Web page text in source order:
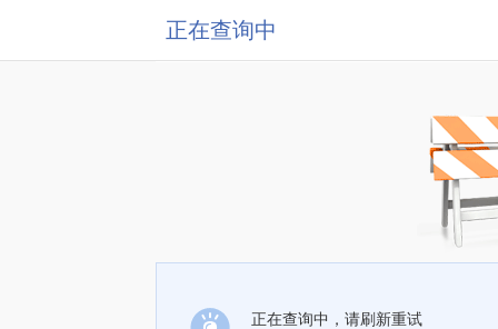
正在查询中
正在查询中，请刷新重试